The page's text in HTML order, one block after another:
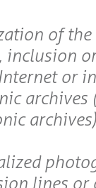
of
inclusion
or
lines or